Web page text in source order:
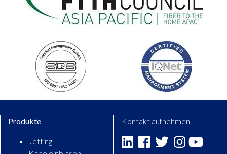
Produkte
Jetting -
Kontakt aufnehmen
LinkedinFacebook
TwitterInstagram